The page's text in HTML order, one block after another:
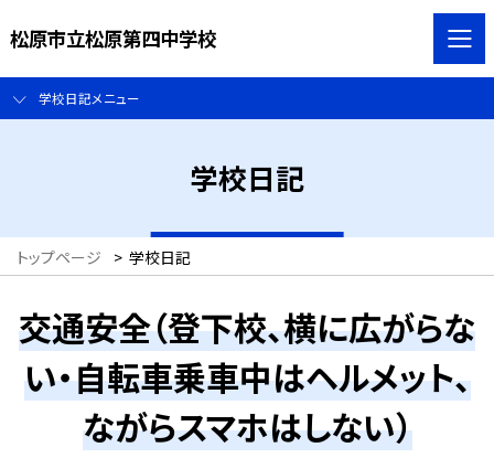
松原市立松原第四中学校
学校日記メニュー
学校日記
トップページ > 学校日記
交通安全（登下校、横に広がらな
い・自転車乗車中はヘルメット、
ながらスマホはしない）